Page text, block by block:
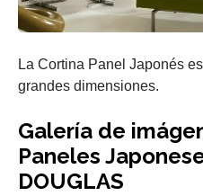
La Cortina Panel Japonés
grandes dimensiones.
Galería de
Paneles
DOUGLAS